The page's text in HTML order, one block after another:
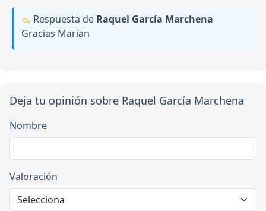
Respuesta de Raquel García Marchena
Gracias Marian
Deja tu opinión sobre Raquel García Marchena
Nombre
Valoración